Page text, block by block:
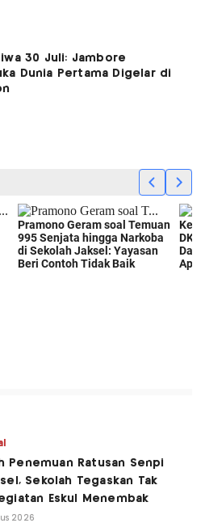
30 Juli: Jambore
Dunia Pertama Digelar di
Penemuan Ratusan Senpi
Sekolah Tegaskan Tak
Eskul Menembak
2026